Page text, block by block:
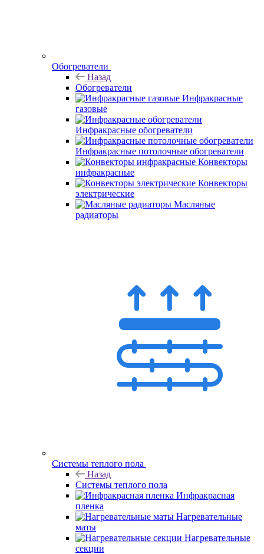
Обогреватели
Назад
Обогреватели
Инфракрасные
газовые
Инфракрасные обогреватели
Инфракрасные потолочные обогреватели
Конвекторы
инфракрасные
Конвекторы
электрические
Масляные
радиаторы
Системы теплого пола
Назад
Системы теплого пола
Инфракрасная
пленка
Нагревательные
маты
Нагревательные
секции